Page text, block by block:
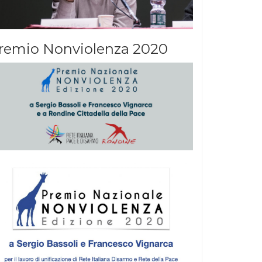
Nonviolenza 2020